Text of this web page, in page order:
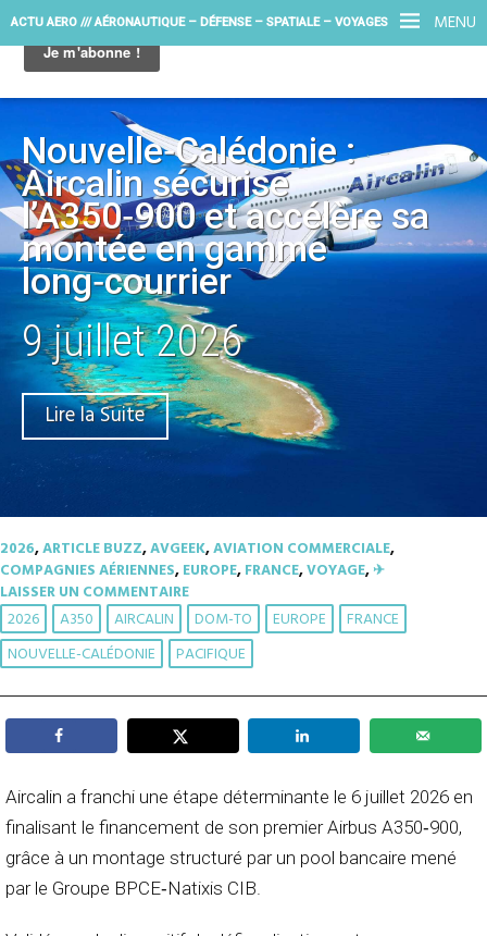
MENU
ACTU AERO /// AÉRONAUTIQUE – DÉFENSE – SPATIALE – VOYAGES
Nouvelle‑Calédonie :
Aircalin sécurise
l’A350‑900 et accélère sa
montée en gamme
long‑courrier
9 juillet 2026
Lire la Suite
2026,ARTICLE BUZZ,AVGEEK,AVIATION COMMERCIALE,
COMPAGNIES AÉRIENNES,EUROPE,FRANCE,VOYAGE,✈︎
LAISSER UN COMMENTAIRE
2026 A350 AIRCALIN DOM-TO EUROPE
FRANCE
NOUVELLE-CALÉDONIE
PACIFIQUE
Aircalin a franchi une étape déterminante le 6 juillet 2026 en
finalisant le financement de son premier Airbus A350‑900,
grâce à un montage structuré par un pool bancaire mené
par le Groupe BPCE‑Natixis CIB.